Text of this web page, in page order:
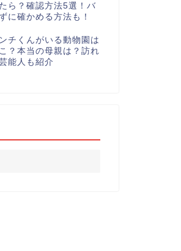
ら？確認方法5選！バ
に確かめる方法も！
チくんがいる動物園は
？本当の母親は？訪れ
能人も紹介